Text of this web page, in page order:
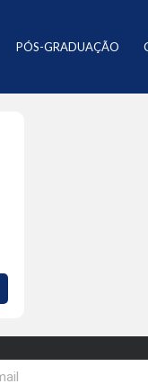
PÓS-GRADUAÇÃO